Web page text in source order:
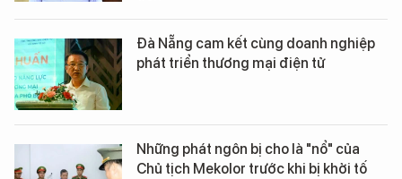
Đà Nẵng cam kết cùng doanh nghiệp
phát triển thương mại điện tử
Những phát ngôn bị cho là "nổ" của
Chủ tịch Mekolor trước khi bị khởi tố